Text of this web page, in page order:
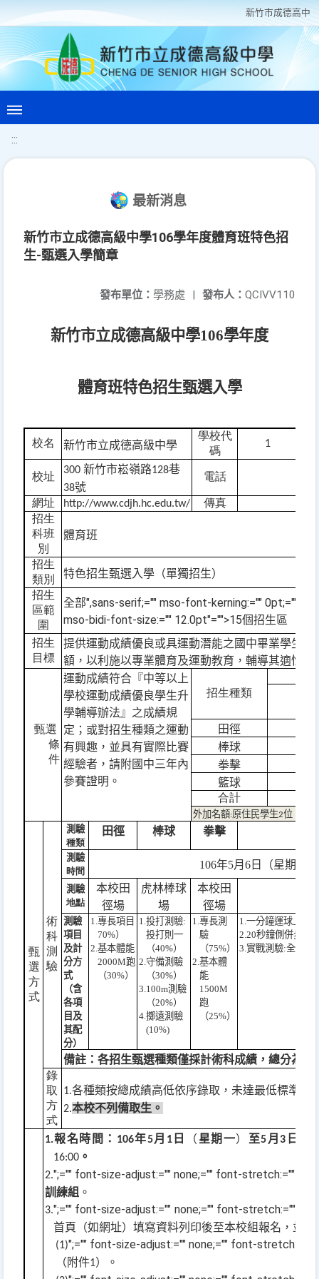
新竹巿成德高中
:::
最新消息
新竹市立成德高級中學106學年度體育班特色招
生-甄選入學簡章
發布人： QCIVV110
發布單位： 學務處 |
新竹市立成德高級中學106學年度
體育班特色招生甄選入學
校名 新竹市立成德高級中學
學校代
碼
1
校址 300 新竹市崧嶺路128巷
38號
電話
網址 http://www.cdjh.hc.edu.tw/
傳真
招生
科班
別
體育班
招生
類別
特色招生甄選入學（單獨招生）
招生
區範
圍
全部",sans-serif;="" mso-font-kerning:="" 0pt;=""
mso-bidi-font-size:="" 12.0pt"="">15個招生區
招生
目標
提供運動成績優良或具運動潛能之國中畢業學生
額，以利施以專業體育及運動教育，輔導其適性發
甄選
條
件
運動成績符合『中等以上
學校運動成績優良學生升
學輔導辦法』之成績規
定；或對招生種類之運動
有興趣，並具有實際比賽
經驗者，請附國中三年內
參賽證明。
招生種類
田徑
棒球
拳擊
籃球
合計
外加名額:原住民學生2位、身
甄
選
方
式
術
科
測
驗
測驗
種類
田徑 棒球 拳擊
測驗
時間
106年5月 6 日（星期六
測驗
地點
本校田
徑場
虎林棒球
場
本校田
徑場
測驗
項目
及計
分方
式
（含
各項
目及
其配
分）
1. 專長項目
70%）
2. 基本體能
2000M跑
（30%）
1. 投打測驗:
投打則一
（40%）
2. 守備測驗
（30%）
3.100m測驗
（20%）
4. 擲遠測驗
(10%)
1. 專長測
驗
（75%）
2. 基本體
能
1500M
跑
（25%）
1. 一分鐘運球上籃
2.20秒鐘側併步
3. 實戰測驗:全場比
備註：各招生甄選種類僅採計術科成績，總分為
錄
取
方
式
1.各種類按總成績高低依序錄取，未達最低標準
2.本校不列備取生。
1.報名時間： 106年5月 1日 （星期一） 至5 月3 日
16:00。
2.";="" font-size-adjust:="" none;="" font-stretch:=""
訓練組 。
3.";="" font-size-adjust:="" none;="" font-stretch:=""
首頁（如網址）填寫資料列印後至本校組報名，並繳
(1)";="" font-size-adjust:="" none;="" font-
（附件1）。